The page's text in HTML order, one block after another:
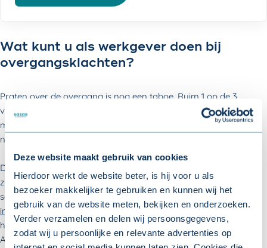
Deze website maakt gebruik van cookies
Hierdoor werkt de website beter, is hij voor u als
bezoeker makkelijker te gebruiken en kunnen wij het
gebruik van de website meten, bekijken en onderzoeken.
Verder verzamelen en delen wij persoonsgegevens,
zodat wij u persoonlijke en relevante advertenties op
Wat kunt u als werkgever doen bij
overgangsklachten?
Praten over de overgang is nog een taboe. Ruim 1 op de 3
vrouwen schaamt zich om overgangsklachten bespreekbaar te
maken op de werkvloer. Meer dan de helft brengt de werkgever
niet op de hoogte van haar situatie (CNV, 2023).
Door het onderwerp als werkgever zelf bespreekbaar te maken,
zullen uw medewerkers eerder bij u aankloppen voor hulp. Door
samen te zoeken naar oplossingen kunt u deduurzame
inzetbaarheidverbeteren enverzuim voorkomen. Daarnaast is
het belangrijk om een beleid voor Psychosociale
Arbeidsbelasting (PSA) te ontwikkelen, dat ook aandacht